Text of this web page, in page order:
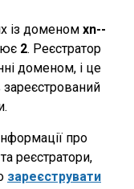
із доменом xn--
2. Реєстратор
доменом, і це
про
реєстратори,
зареєструвати